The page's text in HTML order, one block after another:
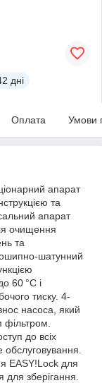
дні
Оплата Умови
апарат
та
апарат
очищення
та
шатунний
60 °C і
тиску. 4-
насоса, який
до всіх
EASY!Lock для
для зберігання.